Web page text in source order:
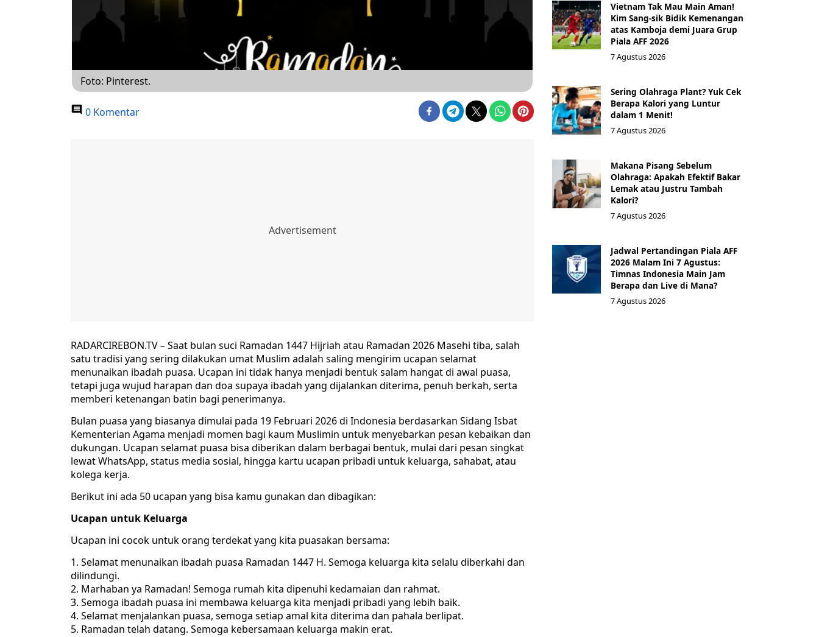
Foto: Pinterest.
0 Komentar
RADARCIREBON.TV – Saat bulan suci Ramadan 1447 Hijriah atau Ramadan 2026 Masehi tiba, salah
satu tradisi yang sering dilakukan umat Muslim adalah saling mengirim ucapan selamat
menunaikan ibadah puasa. Ucapan ini tidak hanya menjadi bentuk salam hangat di awal puasa,
tetapi juga wujud harapan dan doa supaya ibadah yang dijalankan diterima, penuh berkah, serta
memberi ketenangan batin bagi penerimanya.
Bulan puasa yang biasanya dimulai pada 19 Februari 2026 di Indonesia berdasarkan Sidang Isbat
Kementerian Agama menjadi momen bagi kaum Muslimin untuk menyebarkan pesan kebaikan dan
dukungan. Ucapan selamat puasa bisa diberikan dalam berbagai bentuk, mulai dari pesan singkat
lewat WhatsApp, status media sosial, hingga kartu ucapan pribadi untuk keluarga, sahabat, atau
kolega kerja.
Berikut ini ada 50 ucapan yang bisa kamu gunakan dan dibagikan:
Ucapan untuk Keluarga
Ucapan ini cocok untuk orang terdekat yang kita puasakan bersama:
Selamat menunaikan ibadah puasa Ramadan 1447 H. Semoga keluarga kita selalu diberkahi dan
dilindungi.
Marhaban ya Ramadan! Semoga rumah kita dipenuhi kedamaian dan rahmat.
Semoga ibadah puasa ini membawa keluarga kita menjadi pribadi yang lebih baik.
Selamat menjalankan puasa, semoga setiap amal kita diterima dan pahala berlipat.
Ramadan telah datang. Semoga kebersamaan keluarga makin erat.
Vietnam Tak Mau Main Aman!
Kim Sang-sik Bidik Kemenangan
atas Kamboja demi Juara Grup
Piala AFF 2026
7 Agustus 2026
Sering Olahraga Plant? Yuk Cek
Berapa Kalori yang Luntur
dalam 1 Menit!
7 Agustus 2026
Makana Pisang Sebelum
Olahraga: Apakah Efektif Bakar
Lemak atau Justru Tambah
Kalori?
7 Agustus 2026
Jadwal Pertandingan Piala AFF
2026 Malam Ini 7 Agustus:
Timnas Indonesia Main Jam
Berapa dan Live di Mana?
7 Agustus 2026